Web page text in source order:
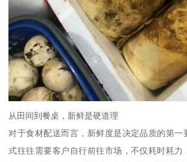
从田间到餐桌，新鲜是硬道理
对于食材配送而言，新鲜度是决定品质的第一
式往往需要客户自行前往市场，不仅耗时耗力